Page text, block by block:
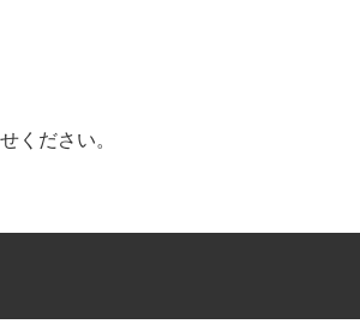
ください。